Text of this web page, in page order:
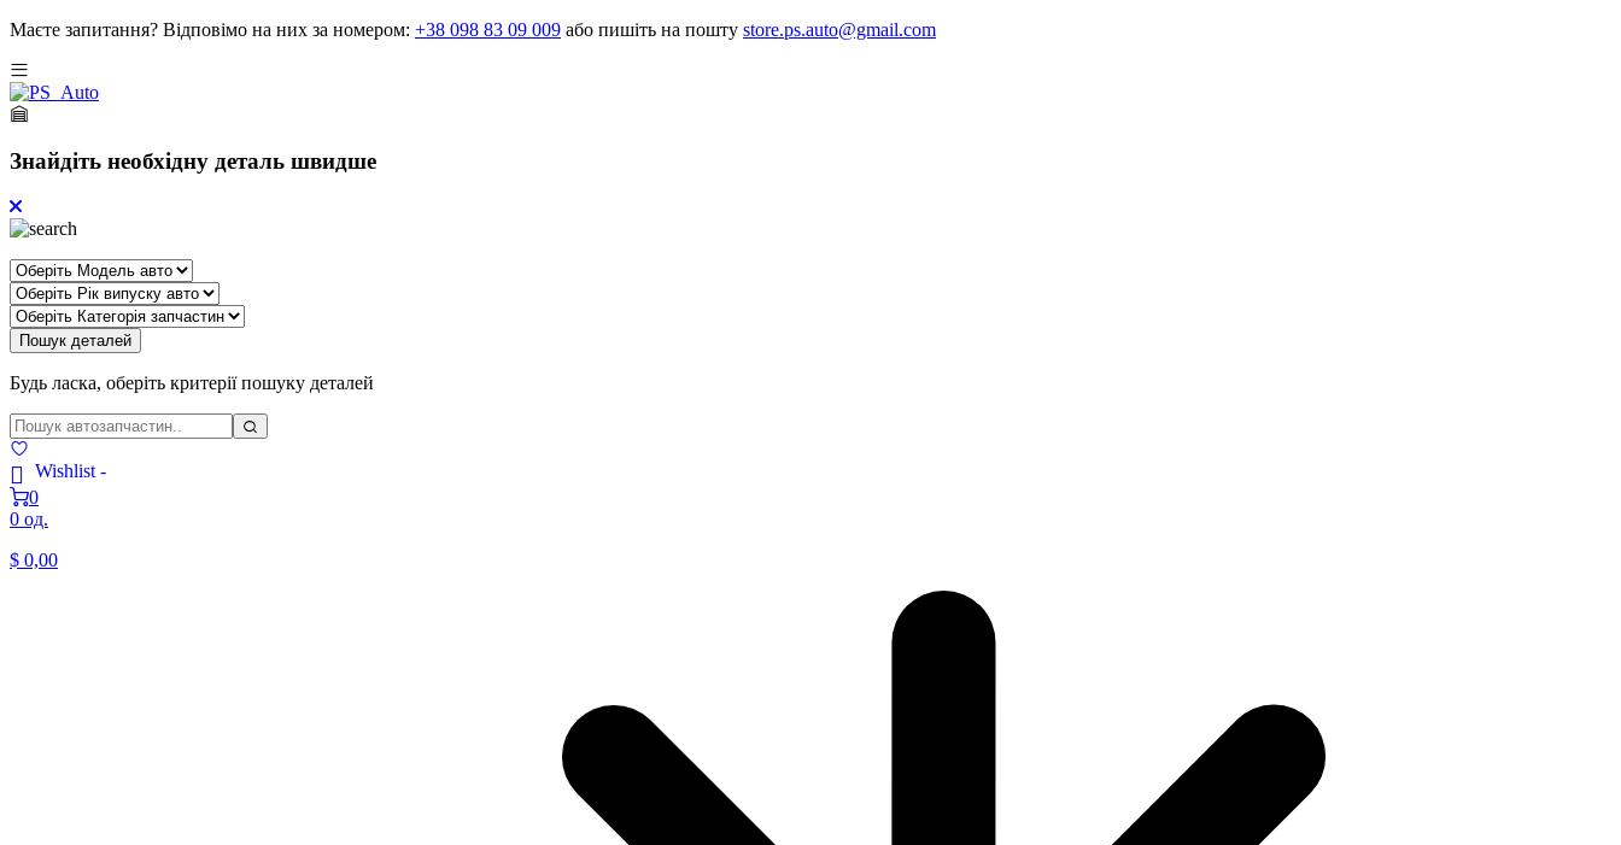
Маєте запитання? Відповімо на них за номером: +38 098 83 09 009 або пишіть на пошту store.ps.auto@gmail.com
Знайдіть необхідну деталь швидше
Пошук деталей
Будь ласка, оберіть критерії пошуку деталей
Wishlist -
0
0 од.
$ 0,00